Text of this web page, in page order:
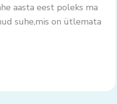
aasta eest poleks ma
suhe,mis on ütlemata